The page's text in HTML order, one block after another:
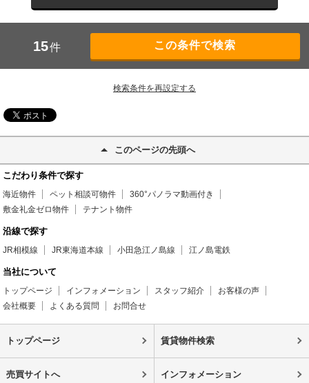
15件
検索条件を再設定する
このページの先頭へ
こだわり条件で探す
海近物件 ペット相談可物件
360°パノラマ動画付き
敷金礼金ゼロ物件
テナント物件
沿線で探す
JR相模線 JR東海道本線 小田急江ノ島線 江ノ島電鉄
当社について
トップページ インフォメーション スタッフ紹介
お客様の声
会社概要
よくある質問 お問合せ
トップページ 賃貸物件検索
売買サイトへ インフォメーション